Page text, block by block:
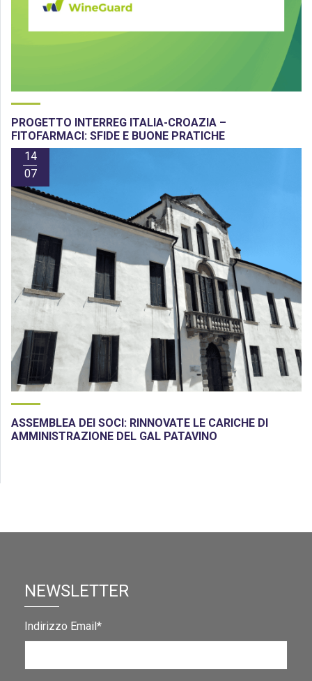
PROGETTO INTERREG ITALIA-CROAZIA –
FITOFARMACI: SFIDE E BUONE PRATICHE
14
07
ASSEMBLEA DEI SOCI: RINNOVATE LE CARICHE DI
AMMINISTRAZIONE DEL GAL PATAVINO
NEWSLETTER
Indirizzo Email*